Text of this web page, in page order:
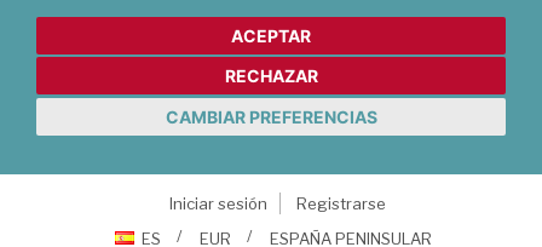
ACEPTAR
RECHAZAR
CAMBIAR PREFERENCIAS
Iniciar sesión
Registrarse
ES
EUR ESPAÑA PENINSULAR